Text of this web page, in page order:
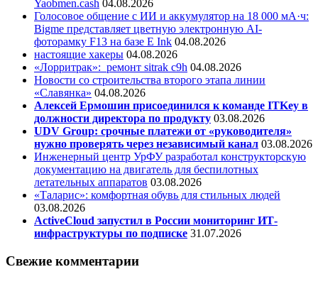
Yaobmen.cash 04.08.2026
Голосовое общение с ИИ и аккумулятор на 18 000 мА·ч:
Bigme представляет цветную электронную AI-
фоторамку F13 на базе E Ink 04.08.2026
настоящие хакеры 04.08.2026
«Лорритрак»: ремонт sitrak c9h 04.08.2026
Новости со строительства второго этапа линии
«Славянка» 04.08.2026
Алексей Ермошин присоединился к команде ITKey в
должности директора по продукту 03.08.2026
UDV Group: срочные платежи от «руководителя»
нужно проверять через независимый канал 03.08.2026
Инженерный центр УрФУ разработал конструкторскую
документацию на двигатель для беспилотных
летательных аппаратов 03.08.2026
«Таларис»: комфортная обувь для стильных людей
03.08.2026
ActiveCloud запустил в России мониторинг ИТ-
инфраструктуры по подписке 31.07.2026
Свежие комментарии